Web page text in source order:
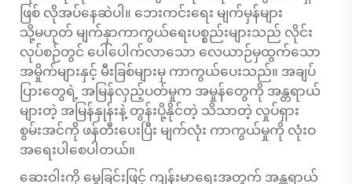
ဖြစ် လိုအပ်နေဆဲပါ။ ဘေးကင်းရေး မျက်မှန်များ
သို့မဟုတ် မျက်နှာကာကွယ်ရေးပစ္စည်းများသည် လိုင်း
လုပ်စဉ်တွင် ပေါ်ပေါက်လာသော လေယာဉ်မှထွက်သော
အမှိုက်များနှင့် မီးခြစ်များမှ ကာကွယ်ပေးသည်။ အချပ်
ပြားတွေရဲ့ အမြန်လှည့်ပတ်မှုက အမှုန်တွေကို အန္တရာယ်
များတဲ့ အမြန်နှုန်းနဲ့ တွန်းပို့နိုင်တဲ့ သိသာတဲ့ လှုပ်ရှား
စွမ်းအင်ကို ဖန်တီးပေးပြီး မျက်လုံး ကာကွယ်မှုကို လုံးဝ
အရေးပါစေပါတယ်။
ဆေးဝါးကို မွှေခြင်းဖြင့် ကျန်းမာရေးအတွက် အန္တရာယ်